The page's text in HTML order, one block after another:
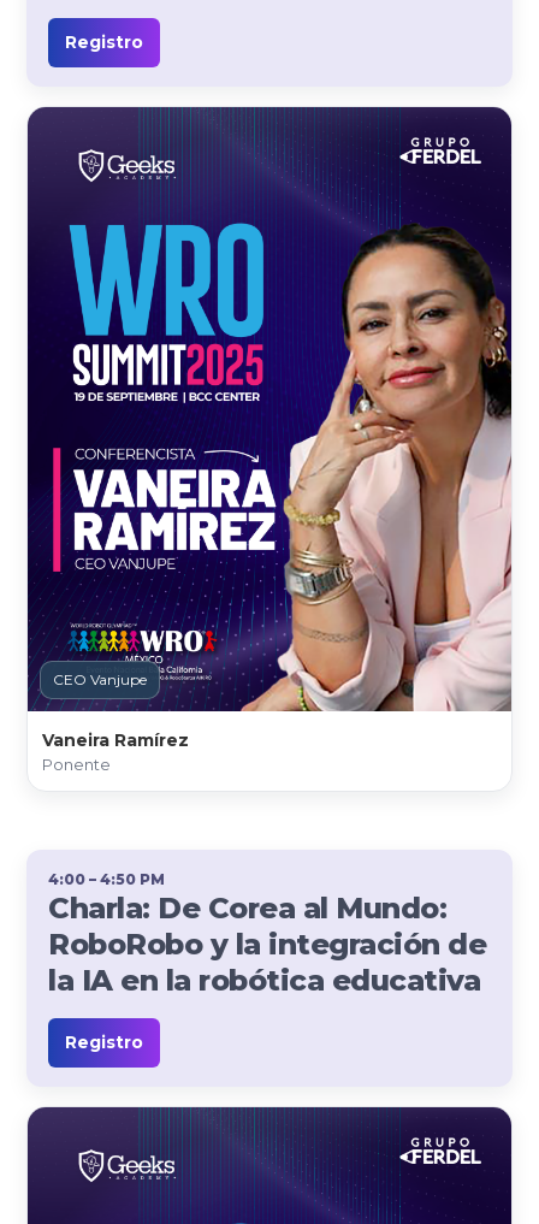
CEO Vanjupe
Vaneira Ramírez
Ponente
Registro
4:00 – 4:50 PM
Charla: De Corea al Mundo:
RoboRobo y la integración de
la IA en la robótica educativa
Registro